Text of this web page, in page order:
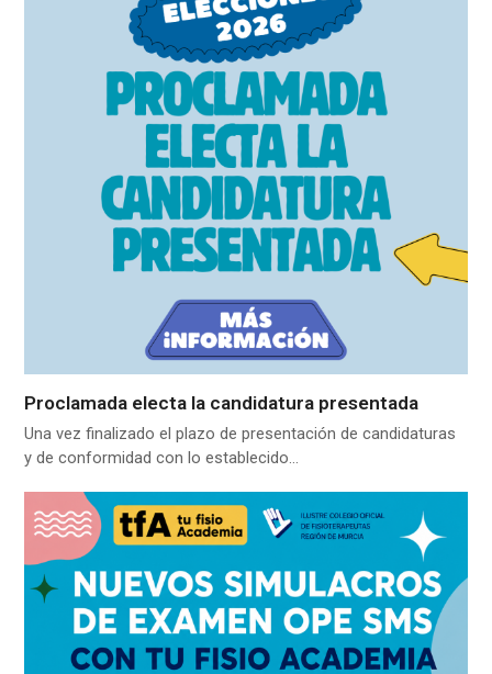
Proclamada electa la candidatura presentada
Una vez finalizado el plazo de presentación de candidaturas
y de conformidad con lo establecido…